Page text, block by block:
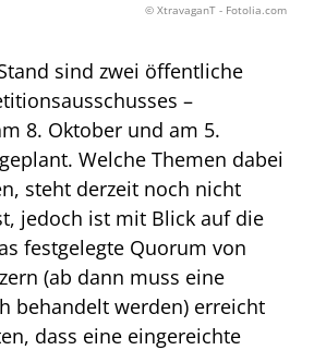
© XtravaganT - Fotolia.com
sind zwei öffentliche
–
8. Oktober und am 5.
Welche Themen dabei
steht derzeit noch nicht
jedoch ist mit Blick auf die
festgelegte Quorum von
(ab dann muss eine
behandelt werden) erreicht
dass eine eingereichte